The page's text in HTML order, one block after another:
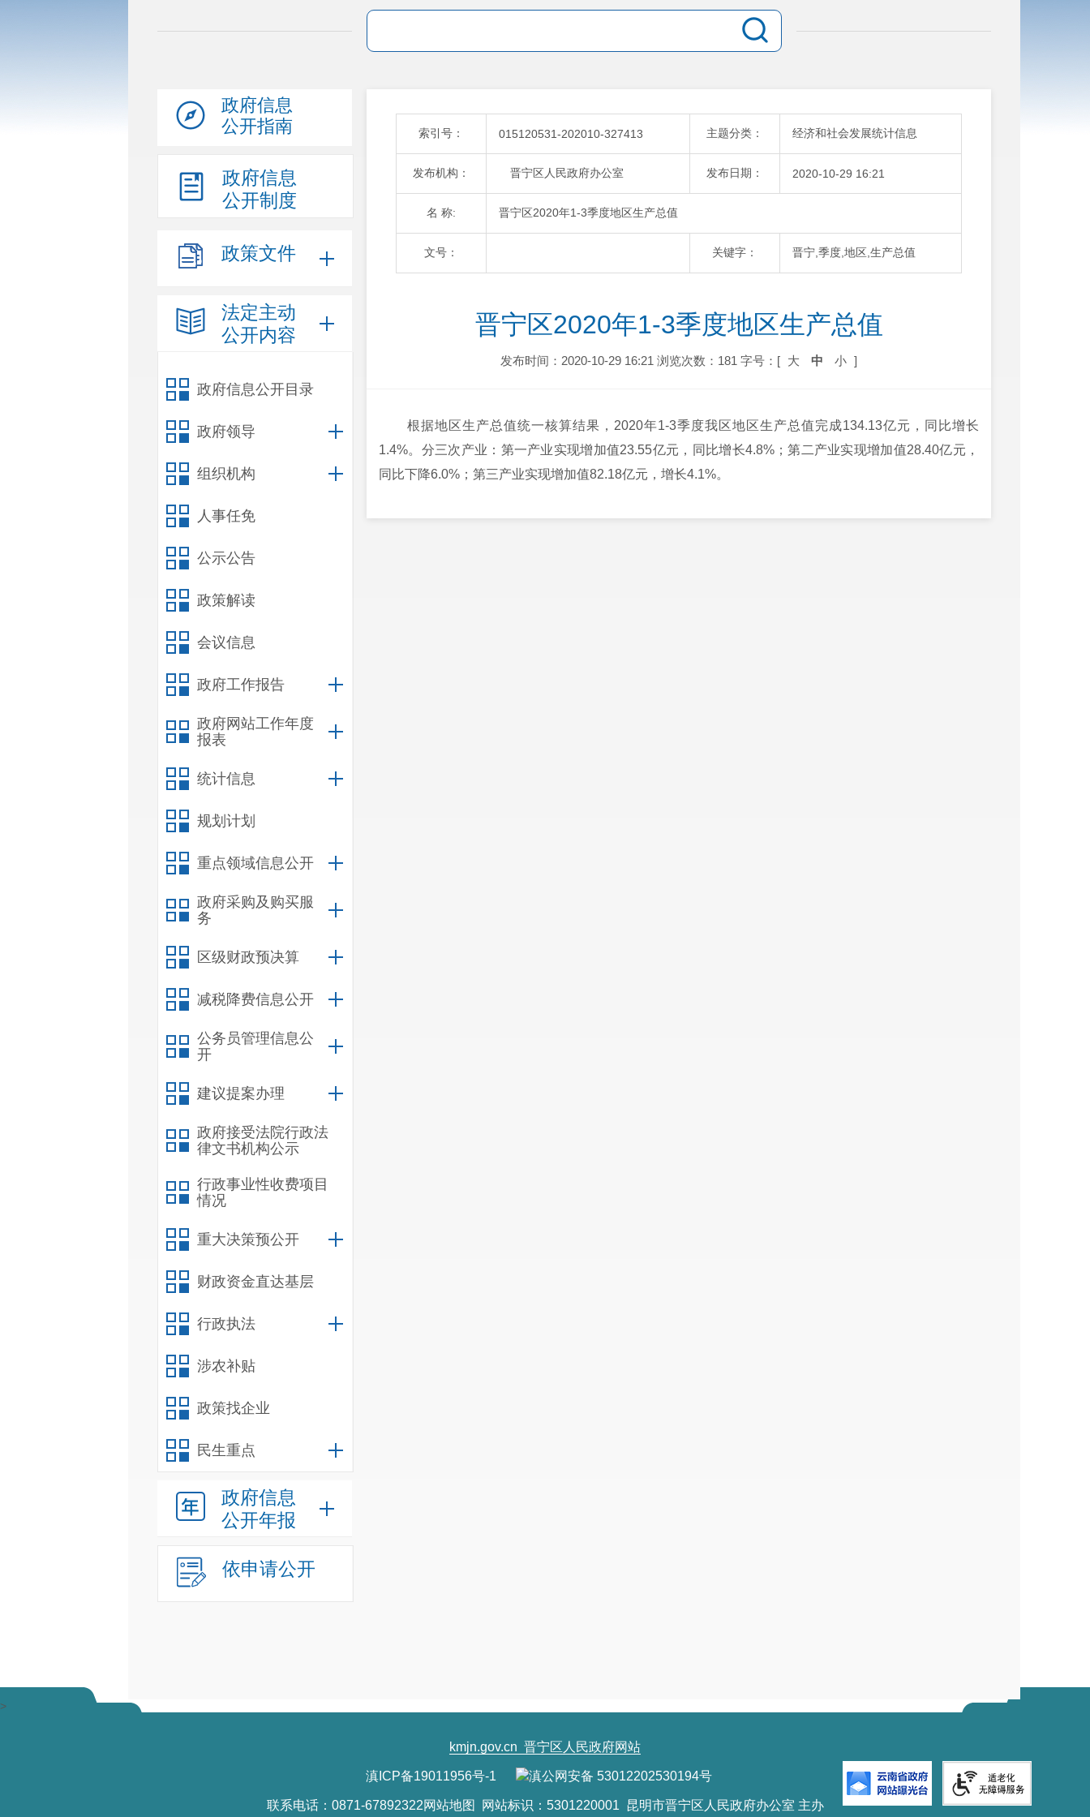
政府信息
公开指南
政府信息
公开制度
政策文件
法定主动
公开内容
政府信息公开目录
政府领导
组织机构
人事任免
公示公告
政策解读
会议信息
政府工作报告
政府网站工作年度
报表
统计信息
规划计划
重点领域信息公开
政府采购及购买服
务
区级财政预决算
减税降费信息公开
公务员管理信息公
开
建议提案办理
政府接受法院行政法
律文书机构公示
行政事业性收费项目
情况
重大决策预公开
财政资金直达基层
行政执法
涉农补贴
政策找企业
民生重点
政府信息
公开年报
依申请公开
索引号： 015120531-202010-327413 主题分类： 经济和社会发展统计信息
发布机构： 晋宁区人民政府办公室 发布日期： 2020-10-29 16:21
名 称: 晋宁区2020年1-3季度地区生产总值
文号： 关键字： 晋宁,季度,地区,生产总值
晋宁区2020年1-3季度地区生产总值
发布时间：2020-10-29 16:21 浏览次数：181 字号：[ 大 中 小 ]
根据地区生产总值统一核算结果，2020年1-3季度我区地区生产总值完成134.13亿元，同比增长
1.4%。分三次产业：第一产业实现增加值23.55亿元，同比增长4.8%；第二产业实现增加值28.40亿元，
同比下降6.0%；第三产业实现增加值82.18亿元，增长4.1%。
>
kmjn.gov.cn 晋宁区人民政府网站
滇ICP备19011956号-1 滇公网安备 53012202530194号
联系电话：0871-67892322网站地图 网站标识：5301220001 昆明市晋宁区人民政府办公室 主办